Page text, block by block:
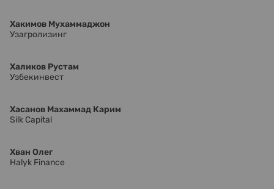
Хакимов Мухаммаджон
Узагролизинг
Халиков Рустам
Узбекинвест
Хасанов Махаммад Карим
Silk Capital
Хван Олег
Halyk Finance